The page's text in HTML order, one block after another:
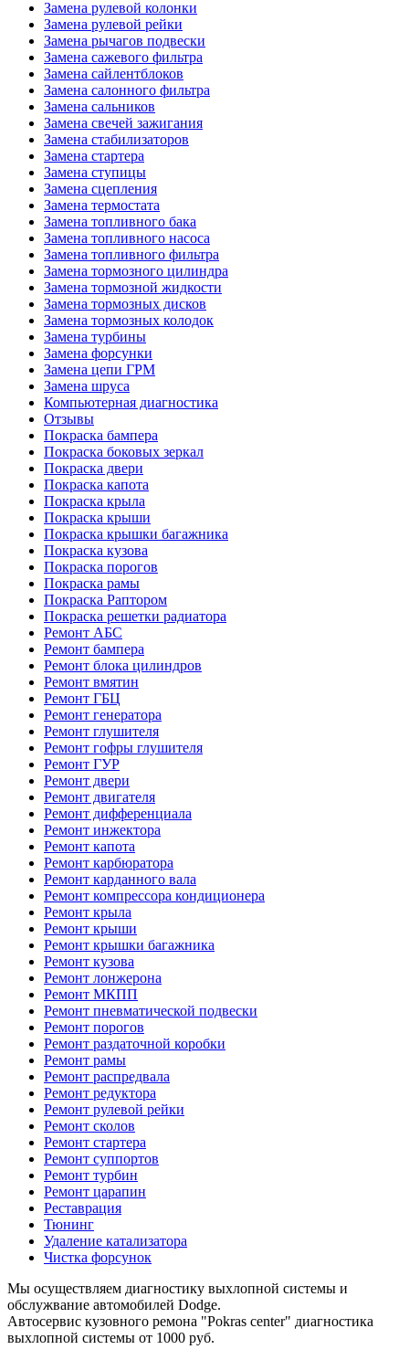
Замена рулевой колонки
Замена рулевой рейки
Замена рычагов подвески
Замена сажевого фильтра
Замена сайлентблоков
Замена салонного фильтра
Замена сальников
Замена свечей зажигания
Замена стабилизаторов
Замена стартера
Замена ступицы
Замена сцепления
Замена термостата
Замена топливного бака
Замена топливного насоса
Замена топливного фильтра
Замена тормозного цилиндра
Замена тормозной жидкости
Замена тормозных дисков
Замена тормозных колодок
Замена турбины
Замена форсунки
Замена цепи ГРМ
Замена шруса
Компьютерная диагностика
Отзывы
Покраска бампера
Покраска боковых зеркал
Покраска двери
Покраска капота
Покраска крыла
Покраска крыши
Покраска крышки багажника
Покраска кузова
Покраска порогов
Покраска рамы
Покраска Раптором
Покраска решетки радиатора
Ремонт АБС
Ремонт бампера
Ремонт блока цилиндров
Ремонт вмятин
Ремонт ГБЦ
Ремонт генератора
Ремонт глушителя
Ремонт гофры глушителя
Ремонт ГУР
Ремонт двери
Ремонт двигателя
Ремонт дифференциала
Ремонт инжектора
Ремонт капота
Ремонт карбюратора
Ремонт карданного вала
Ремонт компрессора кондиционера
Ремонт крыла
Ремонт крыши
Ремонт крышки багажника
Ремонт кузова
Ремонт лонжерона
Ремонт МКПП
Ремонт пневматической подвески
Ремонт порогов
Ремонт раздаточной коробки
Ремонт рамы
Ремонт распредвала
Ремонт редуктора
Ремонт рулевой рейки
Ремонт сколов
Ремонт стартера
Ремонт суппортов
Ремонт турбин
Ремонт царапин
Реставрация
Тюнинг
Удаление катализатора
Чистка форсунок
Мы осуществляем диагностику выхлопной системы и
обслужвание автомобилей Dodge.
Автосервис кузовного ремона "Pokras center" диагностика
выхлопной системы от 1000 руб.